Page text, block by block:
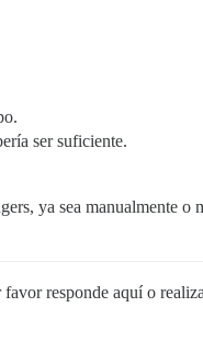
ser suficiente.
ya sea manualmente o
responde aquí o